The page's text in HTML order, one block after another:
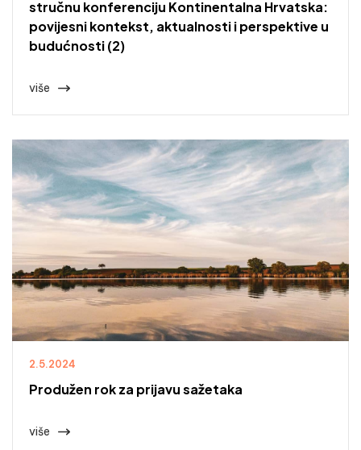
stručnu konferenciju Kontinentalna Hrvatska:
povijesni kontekst, aktualnosti i perspektive u
budućnosti (2)
više
2.5.2024
Produžen rok za prijavu sažetaka
više